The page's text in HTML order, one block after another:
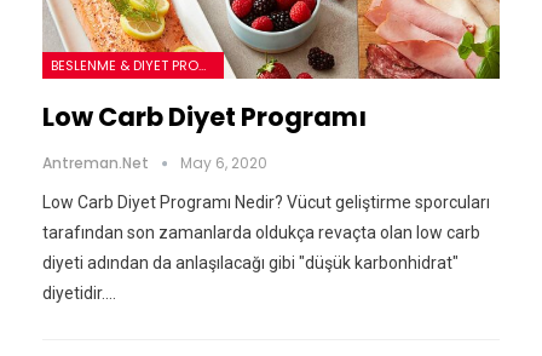
BESLENME & DIYET PROGRAMLARI
Low Carb Diyet Programı
Antreman.net May 6, 2020
Low Carb Diyet Programı Nedir? Vücut geliştirme sporcuları
tarafından son zamanlarda oldukça revaçta olan low carb
diyeti adından da anlaşılacağı gibi "düşük karbonhidrat"
diyetidir.…